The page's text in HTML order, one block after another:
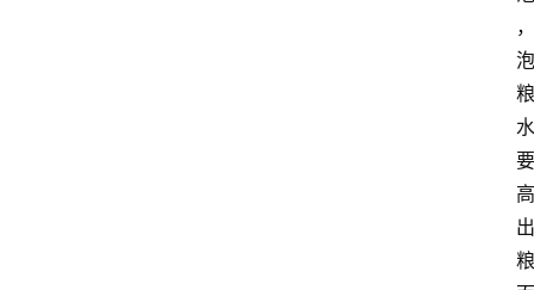
，
泡
粮
水
要
高
出
粮